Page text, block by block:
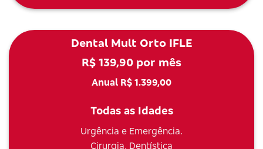
Dental Mult Orto IFLE
R$ 139,90 por mês
Anual R$ 1.399,00
Todas as Idades
Urgência e Emergência.
Cirurgia, Dentística